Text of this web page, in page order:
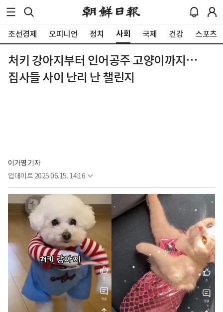
조선경제 오피니언 정치 사회 국제 건강 스포츠
처키 강아지부터 인어공주 고양이까지…
집사들 사이 난리 난 챌린지
이가영 기자
업데이트 2025.06.15. 14:16